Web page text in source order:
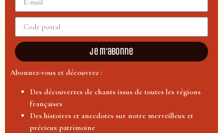
Je m'abonne
Abonnez-vous et découvrez :
Des découvertes de chants issus de toutes les régions
françaises
Des histoires et anecdotes sur notre merveilleux et
précieux patrimoine